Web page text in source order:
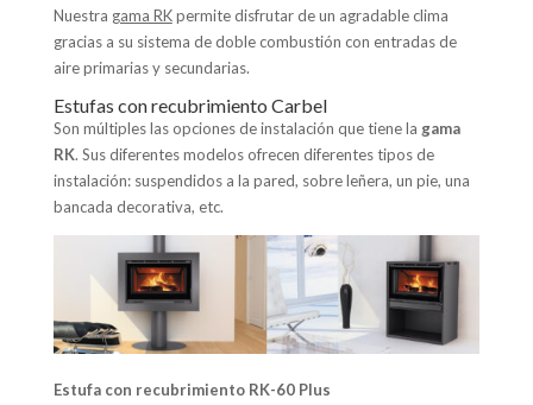
Nuestra gama RKpermite disfrutar de un agradable clima
gracias a su sistema de doble combustión con entradas de
aire primarias y secundarias.
Estufas con recubrimiento Carbel
Son múltiples las opciones de instalación que tiene la gama
RK. Sus diferentes modelos ofrecen diferentes tipos de
instalación: suspendidos a la pared, sobre leñera, un pie, una
bancada decorativa, etc.
Estufa con recubrimiento RK-60 Plus